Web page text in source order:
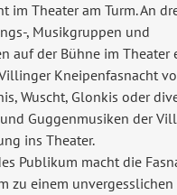
im Theater am Turm. An
, Musikgruppen und
auf der Bühne im Theater
Kneipen­fasnacht
Wuscht, Glonkis oder
Guggenmusiken der
ins Theater.
Publikum macht die
zu einem unvergesslichen